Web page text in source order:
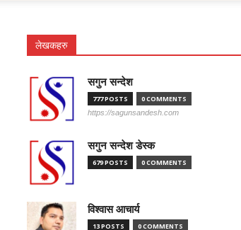
लेखकहरु
सगुन सन्देश
777 POSTS 0 COMMENTS
https://sagunsandesh.com
सगुन सन्देश डेस्क
679 POSTS 0 COMMENTS
विश्वास आचार्य
13 POSTS 0 COMMENTS